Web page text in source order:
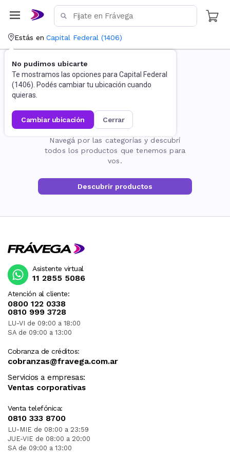
Estás en Capital Federal (1406)
No pudimos ubicarte
Te mostramos las opciones para Capital Federal
(1406). Podés cambiar tu ubicación cuando
quieras.
cambiar ubicación cerrar
La página no existe
Navegá por las categorías y descubrí
todos los productos que tenemos para
vos.
Descubrir productos
Atención al cliente:
0800 122 0338
0810 999 3728
LU-VI de 09:00 a 18:00
SA de 09:00 a 13:00
Cobranza de créditos:
cobranzas@fravega.com.ar
Servicios a empresas:
Ventas corporativas
Venta telefónica:
0810 333 8700
LU-MIE de 08:00 a 23:59
JUE-VIE de 08:00 a 20:00
SA de 09:00 a 13:00
Asistente virtual
11 2855 5086